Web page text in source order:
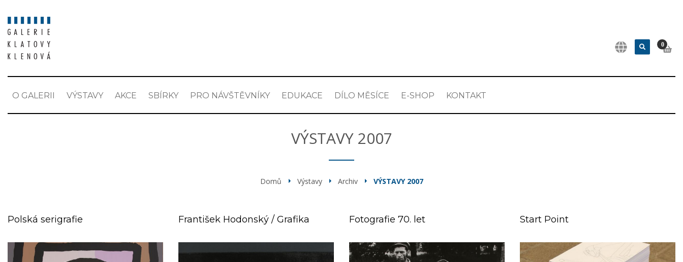
0
O GALERII VÝSTAVY AKCE SBÍRKY PRO NÁVŠTĚVNÍKY EDUKACE DÍLO MĚSÍCE E-SHOP KONTAKT
VÝSTAVY 2007
Domů Výstavy Archiv VÝSTAVY 2007
Polská serigrafie František Hodonský / Grafika Fotografie 70. let Start Point